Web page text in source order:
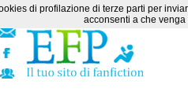
di profilazione di terze parti per
acconsenti a che